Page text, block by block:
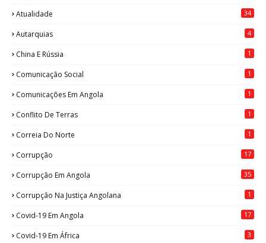
Atualidade 34
Autarquias 4
China E Rússia 1
Comunicação Social 1
Comunicações Em Angola 1
Conflito De Terras 1
Correia Do Norte 1
Corrupção 17
Corrupção Em Angola 35
Corrupção Na Justiça Angolana 1
Covid-19 Em Angola 17
Covid-19 Em África 3